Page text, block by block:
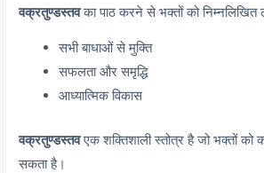
वक्रतुण्डस्तवका पाठ करने से भक्तों को निम्नलिखित
सभी बाधाओं से मुक्ति
सफलता और समृद्धि
आध्यात्मिक विकास
वक्रतुण्डस्तवएक शक्तिशाली स्तोत्र है जो भक्तों को
सकता है।